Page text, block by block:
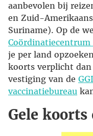
aanbevolen bij
en Zuid-
Suriname). Op de
Coördinatiecentrum
je per land
koorts verplicht dan
vestiging van de
vaccinatiebureau
Gele